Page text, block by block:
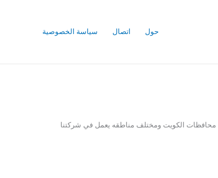
حول اتصال سياسة الخصوصية
محافظات الكويت ومختلف مناطقه يعمل في شركتنا